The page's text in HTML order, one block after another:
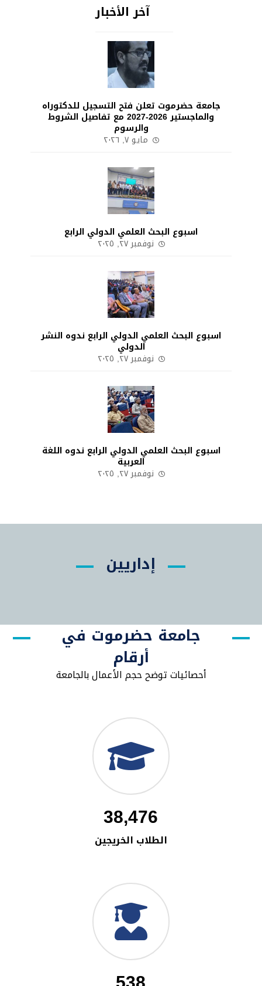
آخر الأخبار
جامعة حضرموت تعلن فتح التسجيل للدكتوراه
والماجستير 2026-2027 مع تفاصيل الشروط
والرسوم
مايو ٧, ٢٠٢٦
اسبوع البحث العلمي الدولي الرابع
نوفمبر ٢٧, ٢٠٢٥
اسبوع البحث العلمي الدولي الرابع ندوه النشر
الدولي
نوفمبر ٢٧, ٢٠٢٥
اسبوع البحث العلمي الدولي الرابع ندوه اللغة
العربية
نوفمبر ٢٧, ٢٠٢٥
إداريين
جامعة حضرموت في
أرقام
أحصائيات توضح حجم الأعمال بالجامعة
38,476
الطلاب الخريجين